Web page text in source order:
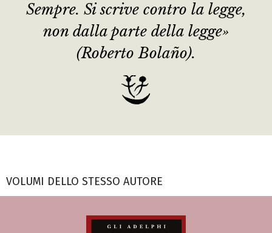
Sempre. Si scrive contro la legge,
non dalla parte della legge»
(Roberto Bolaño).
VOLUMI DELLO STESSO AUTORE